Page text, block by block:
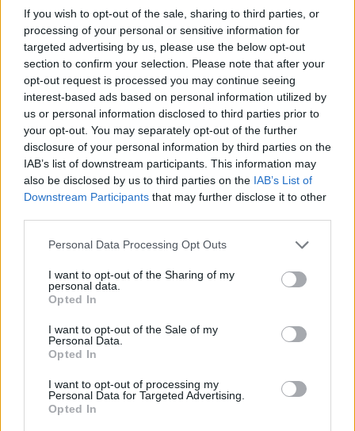
If you wish to opt-out of the sale, sharing to third parties, or
processing of your personal or sensitive information for
targeted advertising by us, please use the below opt-out
section to confirm your selection. Please note that after your
opt-out request is processed you may continue seeing
interest-based ads based on personal information utilized by
us or personal information disclosed to third parties prior to
your opt-out. You may separately opt-out of the further
disclosure of your personal information by third parties on the
IAB’s list of downstream participants. This information may
also be disclosed by us to third parties on the IAB’s List of
Downstream Participants that may further disclose it to other
Personal Data Processing Opt Outs
I want to opt-out of the Sharing of my
personal data.
Opted In
I want to opt-out of the Sale of my
Personal Data.
Opted In
I want to opt-out of processing my
Personal Data for Targeted Advertising.
Opted In
Δες τις υπόλοιπες φωτογραφίες στη gallery
Διάβασε ακόμη